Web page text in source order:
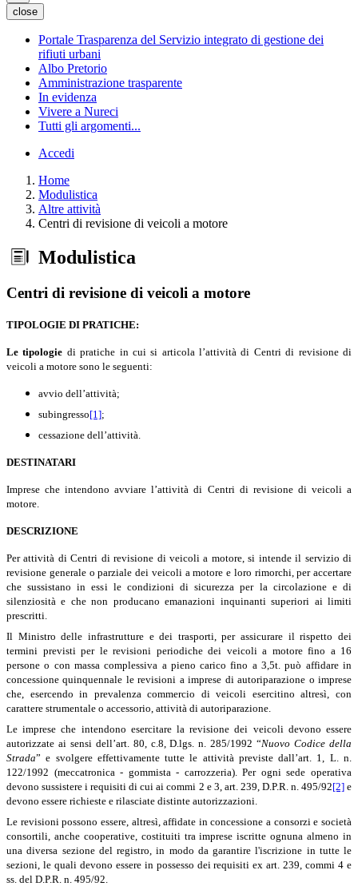
close
Portale Trasparenza del Servizio integrato di gestione dei
rifiuti urbani
Albo Pretorio
Amministrazione trasparente
In evidenza
Vivere a Nureci
Tutti gli argomenti...
Accedi
Home
Modulistica
Altre attività
Centri di revisione di veicoli a motore
Modulistica
Centri di revisione di veicoli a motore
TIPOLOGIE DI PRATICHE:
Le tipologie di pratiche in cui si articola l’attività di Centri di revisione di
veicoli a motore sono le seguenti:
avvio dell’attività;
subingresso[1];
cessazione dell’attività.
DESTINATARI
Imprese che intendono avviare l’attività di Centri di revisione di veicoli a
motore.
DESCRIZIONE
Per attività di Centri di revisione di veicoli a motore, si intende il servizio di
revisione generale o parziale dei veicoli a motore e loro rimorchi, per accertare
che sussistano in essi le condizioni di sicurezza per la circolazione e di
silenziosità e che non producano emanazioni inquinanti superiori ai limiti
prescritti.
Il Ministro delle infrastrutture e dei trasporti, per assicurare il rispetto dei
termini previsti per le revisioni periodiche dei veicoli a motore fino a 16
persone o con massa complessiva a pieno carico fino a 3,5t. può affidare in
concessione quinquennale le revisioni a imprese di autoriparazione o imprese
che, esercendo in prevalenza commercio di veicoli esercitino altresì, con
carattere strumentale o accessorio, attività di autoriparazione.
Le imprese che intendono esercitare la revisione dei veicoli devono essere
autorizzate ai sensi dell’art. 80, c.8, D.lgs. n. 285/1992 “Nuovo Codice della
Strada” e svolgere effettivamente tutte le attività previste dall’art. 1, L. n.
122/1992 (meccatronica - gommista - carrozzeria). Per ogni sede operativa
devono sussistere i requisiti di cui ai commi 2 e 3, art. 239, D.P.R. n. 495/92[2]e
devono essere richieste e rilasciate distinte autorizzazioni.
Le revisioni possono essere, altresì, affidate in concessione a consorzi e società
consortili, anche cooperative, costituiti tra imprese iscritte ognuna almeno in
una diversa sezione del registro, in modo da garantire l'iscrizione in tutte le
sezioni, le quali devono essere in possesso dei requisiti ex art. 239, commi 4 e
ss. del D.P.R. n. 495/92.